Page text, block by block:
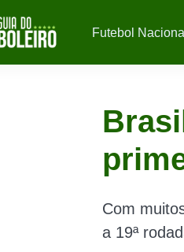
Futebol
Com
a 19ª